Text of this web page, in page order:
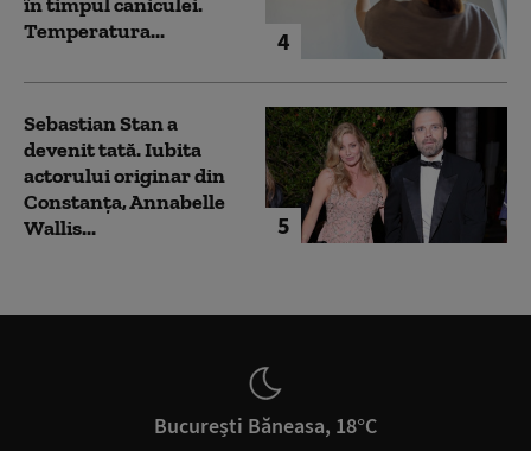
4
Temperatura...
5
Sebastian Stan a
devenit tată. Iubita
actorului originar din
Constanța, Annabelle
Wallis...
București Băneasa, 18°C